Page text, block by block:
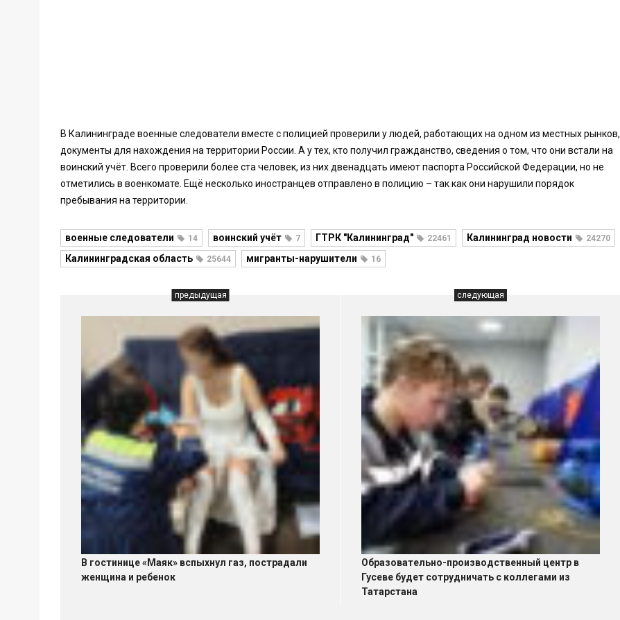
В Калининграде военные следователи вместе с полицией проверили у людей, работающих на одном из местных рынков,
документы для нахождения на территории России. А у тех, кто получил гражданство, сведения о том, что они встали на
воинский учёт. Всего проверили более ста человек, из них двенадцать имеют паспорта Российской Федерации, но не
отметились в военкомате. Ещё несколько иностранцев отправлено в полицию – так как они нарушили порядок
пребывания на территории.
военные следователи 14 воинский учёт 7 ГТРК "Калининград" 22461 Калининград новости 24270
Калининградская область 25644 мигранты-нарушители 16
предыдущая
В гостинице «Маяк» вспыхнул газ, пострадали
женщина и ребенок
следующая
Образовательно-производственный центр в
Гусеве будет сотрудничать с коллегами из
Татарстана